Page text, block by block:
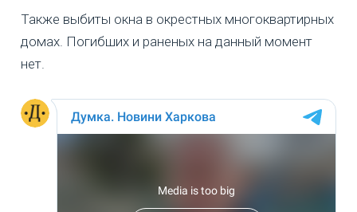
Также выбиты окна в окрестных многоквартирных
домах. Погибших и раненых на данный момент
нет.